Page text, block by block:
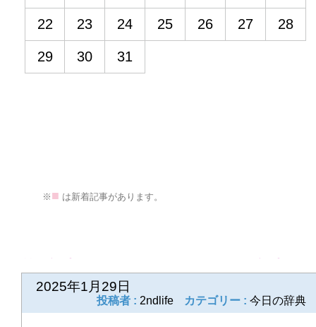
22 23 24 25 26 27 28
29 30 31
※ ■ は新着記事があります。
2025年1月29日
投稿者 : 2ndlife カテゴリー : 今日の辞典